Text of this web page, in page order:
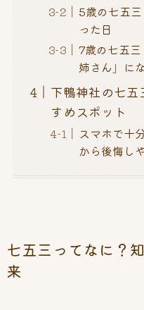
5歳の七五
った日
7歳の七五
姉さん」に
下鴨神社の七五
すめスポット
スマホで十
から後悔し
七五三ってなに？
来